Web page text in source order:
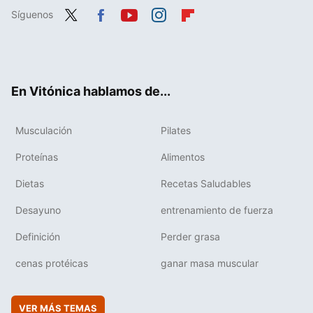
Síguenos
En Vitónica hablamos de...
Musculación Pilates
Proteínas Alimentos
Dietas Recetas Saludables
Desayuno entrenamiento de fuerza
Definición Perder grasa
cenas protéicas ganar masa muscular
VER MÁS TEMAS